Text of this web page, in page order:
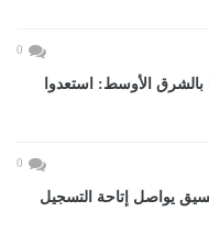
0
بالشرق الأوسط: استعدوا
0
موقع التنسيق يواصل إتاحة التسجيل